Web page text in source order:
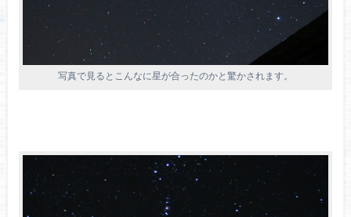
写真で見るとこんなに星が合ったのかと驚かされます。